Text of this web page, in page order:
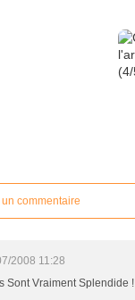
commentaire
2008 11:28
Sont Vraiment Splendide !